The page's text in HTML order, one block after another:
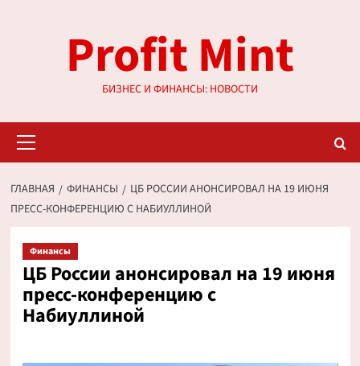
содержимомуProfit Mint
БИЗНЕС И ФИНАНСЫ: НОВОСТИ
меню
ГЛАВНАЯ ФИНАНСЫ
ЦБ РОССИИ АНОНСИРОВАЛ НА 19 ИЮНЯ
ПРЕСС-КОНФЕРЕНЦИЮ С НАБИУЛЛИНОЙ
Финансы
ЦБ России анонсировал на 19 июня
пресс-конференцию с
Набиуллиной